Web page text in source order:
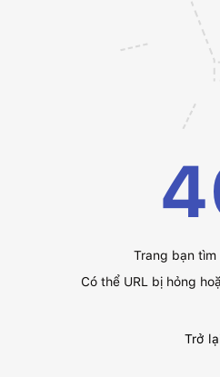
Trang bạn
Có thể URL bị hỏng
Trở